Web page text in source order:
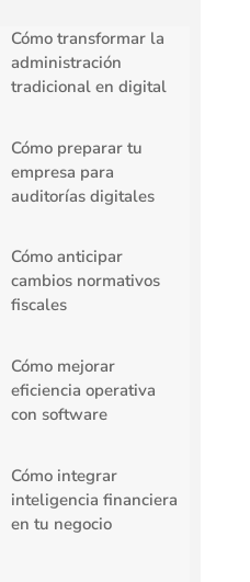
Cómo transformar la
administración
tradicional en digital
Cómo preparar tu
empresa para
auditorías digitales
Cómo anticipar
cambios normativos
fiscales
Cómo mejorar
eficiencia operativa
con software
Cómo integrar
inteligencia financiera
en tu negocio